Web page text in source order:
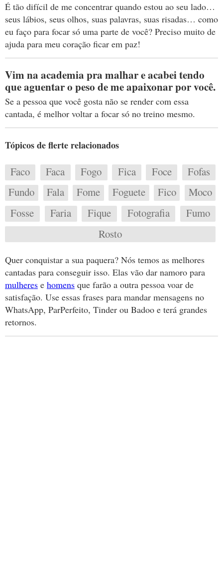
É tão difícil de me concentrar quando estou ao seu lado…
seus lábios, seus olhos, suas palavras, suas risadas… como
eu faço para focar só uma parte de você? Preciso muito de
ajuda para meu coração ficar em paz!
Vim na academia pra malhar e acabei tendo
que aguentar o peso de me apaixonar por você.
Se a pessoa que você gosta não se render com essa
cantada, é melhor voltar a focar só no treino mesmo.
Tópicos de flerte relacionados
Faco Faca Fogo Fica Foce
Fofas
Fundo
Fala Fome Foguete Fico
Moco
Fosse
Faria Fique Fotografia
Fumo
Rosto
Quer conquistar a sua paquera? Nós temos as melhores
cantadas para conseguir isso. Elas vão dar namoro para
mulheres e homens que farão a outra pessoa voar de
satisfação. Use essas frases para mandar mensagens no
WhatsApp, ParPerfeito, Tinder ou Badoo e terá grandes
retornos.